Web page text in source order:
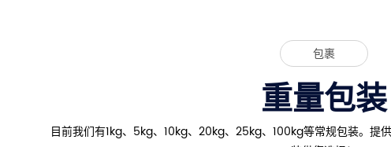
包裹
重量包装
目前我们有1kg、5kg、10kg、20kg、25kg、100kg等常规包装。